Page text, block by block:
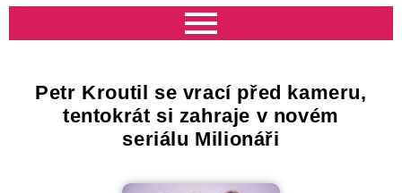
Petr Kroutil se vrací před kameru,
tentokrát si zahraje v novém
seriálu Milionáři